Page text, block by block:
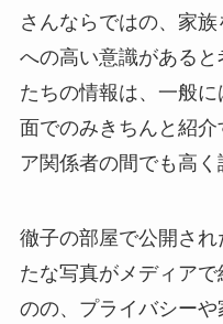
さんならではの、家
への高い意識がある
たちの情報は、一般
面でのみきちんと紹
ア関係者の間でも高く
徹子の部屋で公開さ
たな写真がメディア
のの、プライバシー